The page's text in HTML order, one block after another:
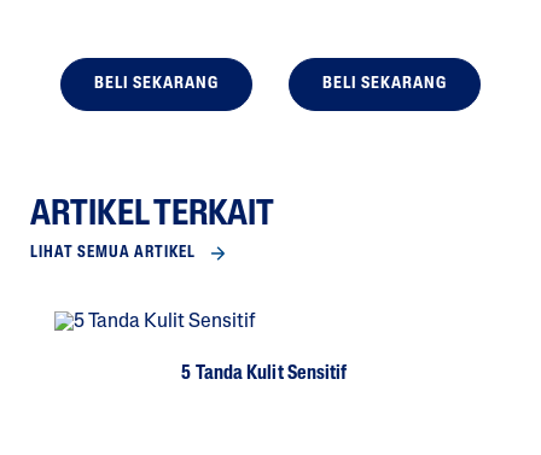
BELI SEKARANG BELI SEKARANG
ARTIKEL TERKAIT
LIHAT SEMUA ARTIKEL
5 Tanda Kulit Sensitif